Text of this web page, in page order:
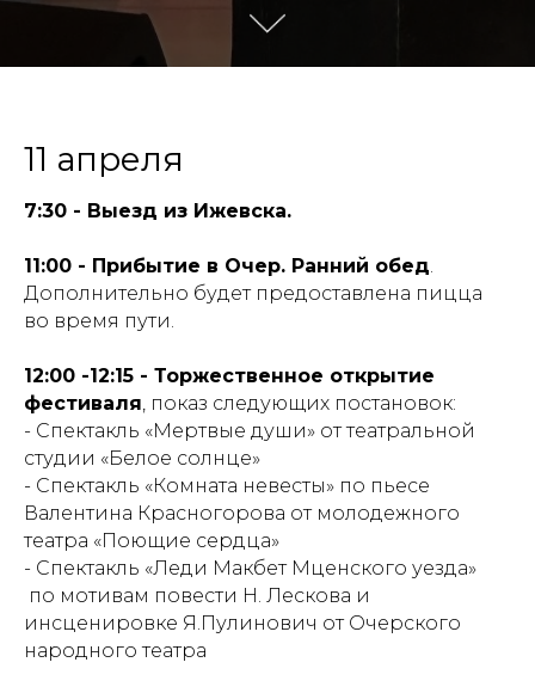
11 апреля
7:30 - Выезд из Ижевска.
11:00 - Прибытие в Очер. Ранний обед.
Дополнительно будет предоставлена пицца
во время пути.
12:00 -12:15 - Торжественное открытие
фестиваля, показ следующих постановок:
- Спектакль «Мертвые души» от театральной
студии «Белое солнце»
- Спектакль «Комната невесты» по пьесе
Валентина Красногорова от молодежного
театра «Поющие сердца»
- Спектакль «Леди Макбет Мценского уезда»
по мотивам повести Н. Лескова и
инсценировке Я.Пулинович от Очерского
народного театра